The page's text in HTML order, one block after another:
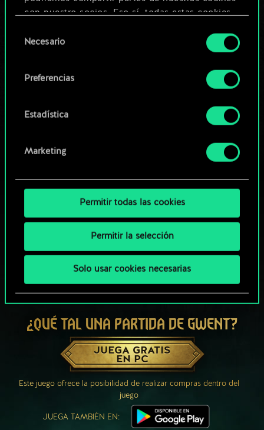
con nuestro socios. Eso sí, todas estas cookies
Encontrarás todos los detalles sobre nuestro uso
preferencias al respecto en el menú «Ajustes» de
deNecesario
Preferencias
Estadística
Marketing
Permitir todas las cookies
Permitir la selección
Solo usar cookies necesarias
Editar baraja
Explorar las barajas de la
¿QUÉ TAL UNA PARTIDA DE GWENT?
JUEGA GRATIS
EN PC
Este juego ofrece la posibilidad de realizar compras dentro del
juego
JUEGA TAMBIÉN EN: